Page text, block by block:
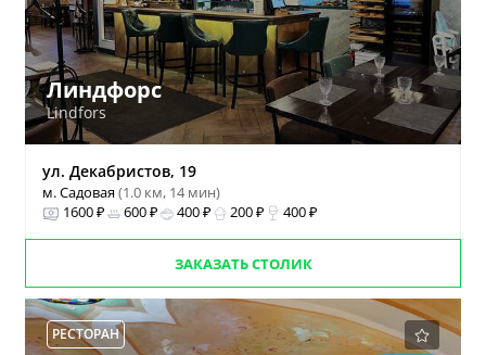
Линдфорс
Lindfors
ул. Декабристов, 19
м. Садовая(1.0 км, 14 мин)
1600 ₽
600 ₽ 400 ₽ 200 ₽ 400 ₽
ЗАКАЗАТЬ СТОЛИК
РЕСТОРАН